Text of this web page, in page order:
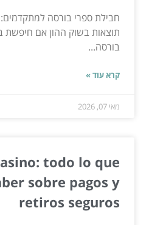
חבילת ספרי בורסה
תוצאות בשוק ההון אם חיפשת
בורסה...
קרא עוד »
מאי 07, 2026
todo lo que
sobre pagos y
retiros seguros